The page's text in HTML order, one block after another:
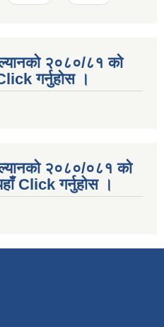
२०८०/८१ को
गर्नुहोस ।
२०८०/०८१ को
Click गर्नुहोस ।